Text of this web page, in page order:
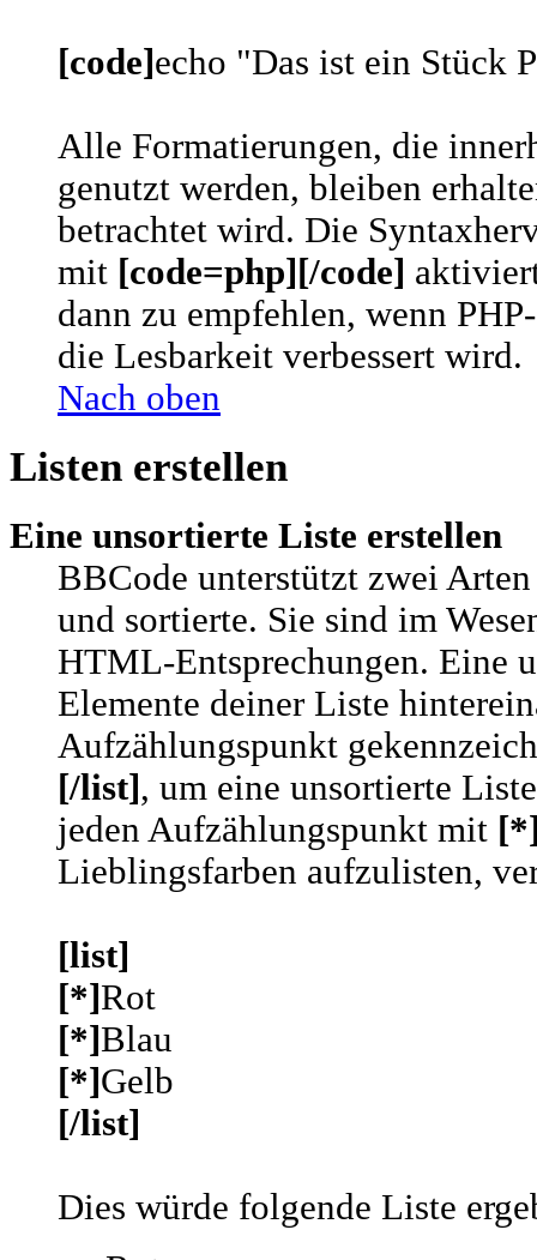
[code]echo "Das ist ein Stück
Alle Formatierungen, die
genutzt werden, bleiben
betrachtet wird. Die
mit [code=php][/code]
dann zu empfehlen, wenn
die Lesbarkeit verbessert wird.
Nach oben
Listen erstellen
Eine unsortierte Liste erstellen
BBCode unterstützt zwei
und sortierte. Sie sind im
HTML-Entsprechungen. Eine
Elemente deiner Liste
Aufzählungspunkt
[/list], um eine unsortierte
jeden Aufzählungspunkt mit
Lieblingsfarben aufzulisten,
[list]
[*]Rot
[*]Blau
[*]Gelb
[/list]
Dies würde folgende Liste